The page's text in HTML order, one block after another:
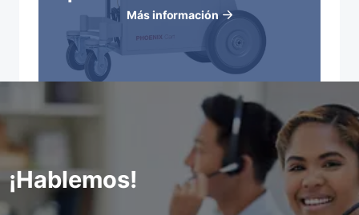
Más información
¡Hablemos!